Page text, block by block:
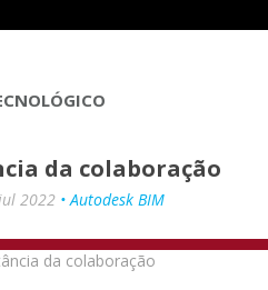
da colaboração
2022• Autodesk BIM